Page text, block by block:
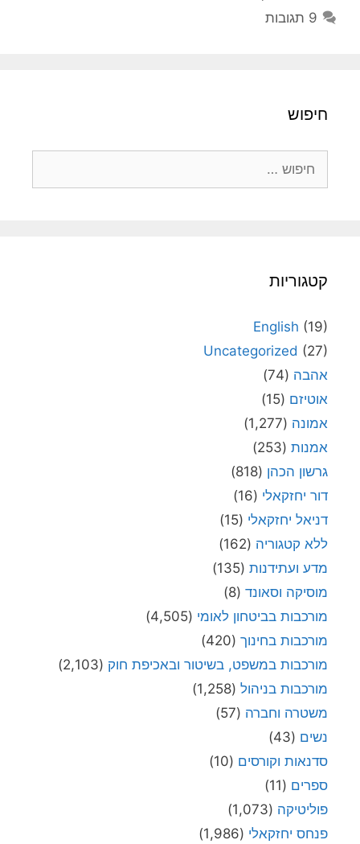
9 תגובות
חיפוש
קטגוריות
English (19)
Uncategorized (27)
אהבה (74)
אוטיזם (15)
אמונה (1,277)
אמנות (253)
גרשון הכהן (818)
דור יחזקאלי (16)
דניאל יחזקאלי (15)
ללא קטגוריה (162)
מדע ועתידנות (135)
מוסיקה וסאונד (8)
מורכבות בביטחון לאומי (4,505)
מורכבות בחינוך (420)
מורכבות במשפט, בשיטור ובאכיפת חוק (2,103)
מורכבות בניהול (1,258)
משטרה וחברה (57)
נשים (43)
סדנאות וקורסים (10)
ספרים (11)
פוליטיקה (1,073)
פנחס יחזקאלי (1,986)